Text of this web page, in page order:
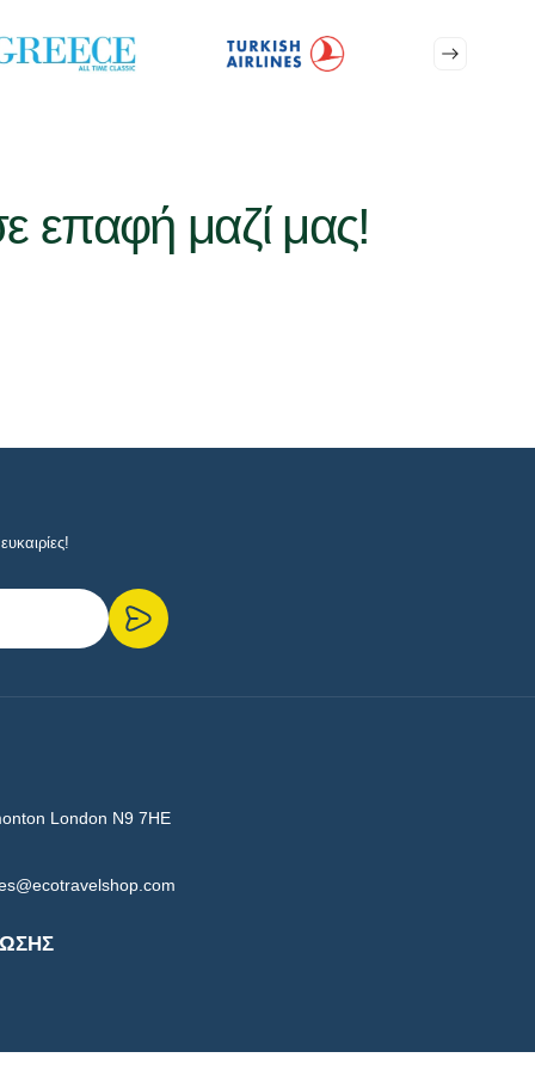
σταθερά μεταξύ των πιο ικανοποιητικών
τα κυριότερα σημεία κάθε
χαλάρωση με εξερεύνηση.
επαφή μαζί μας!
London N9 7HE